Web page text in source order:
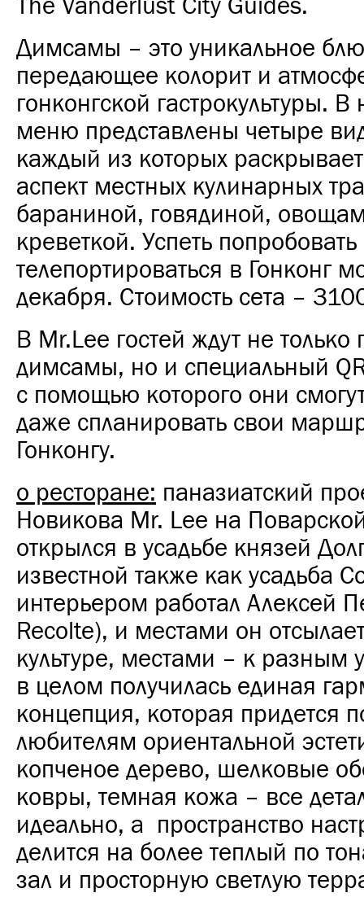
The Vanderlust City Guides.
Димсамы – это уникальное
передающее колорит и
гонконгской гастрокультуры. В
меню представлены четыре
каждый из которых
аспект местных кулинарных
бараниной, говядиной,
креветкой. Успеть попробовать
телепортироваться в Гонконг
декабря. Стоимость сета –
В Mr.Lee гостей ждут не
димсамы, но и специальный
с помощью которого они
даже спланировать свои
Гонконгу.
о ресторане: паназиатский
Новикова Mr. Lee на
открылся в усадьбе князей
известной также как усадьба
интерьером работал Алексей
Recolte), и местами он
культуре, местами – к разным
в целом получилась единая
концепция, которая придется
любителям ориентальной
копченое дерево, шелковые
ковры, темная кожа – все
идеально, а пространство
делится на более теплый по
зал и просторную светлую